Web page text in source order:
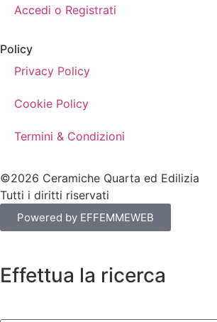
Accedi o Registrati
Policy
Privacy Policy
Cookie Policy
Termini & Condizioni
©2026 Ceramiche Quarta ed Edilizia
Tutti i diritti riservati
Powered by EFFEMMEWEB
Effettua la ricerca